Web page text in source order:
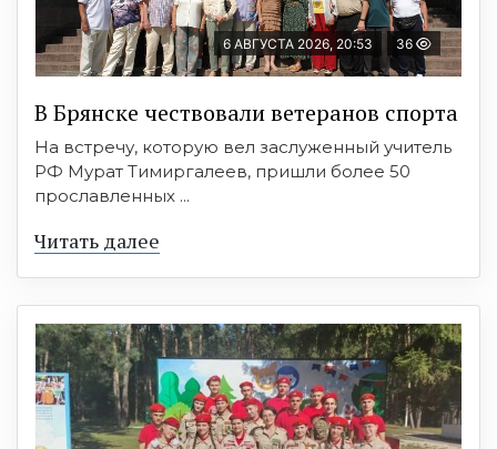
6 АВГУСТА 2026, 20:53 36
В Брянске чествовали ветеранов спорта
На встречу, которую вел заслуженный учитель
РФ Мурат Тимиргалеев, пришли более 50
прославленных ...
Читать далее